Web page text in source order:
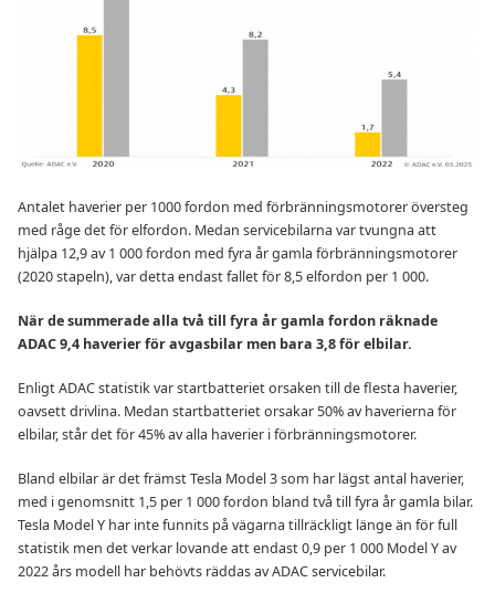
Antalet haverier per 1000 fordon med förbränningsmotorer översteg
med råge det för elfordon. Medan servicebilarna var tvungna att
hjälpa 12,9 av 1 000 fordon med fyra år gamla förbränningsmotorer
(2020 stapeln), var detta endast fallet för 8,5 elfordon per 1 000.
När de ​​summerade alla två till fyra år gamla fordon räknade
ADAC 9,4 haverier för avgasbilar men bara 3,8 för elbilar.
Enligt ADAC statistik var startbatteriet orsaken till de flesta haverier,
oavsett drivlina. Medan startbatteriet orsakar 50% av haverierna för
elbilar, står det för 45% av alla haverier i förbränningsmotorer.
Bland elbilar är det främst Tesla Model 3 som har lägst antal haverier,
med i genomsnitt 1,5 per 1 000 fordon bland två till fyra år gamla bilar.
Tesla Model Y har inte funnits på vägarna tillräckligt länge än för full
statistik men det verkar lovande att endast 0,9 per 1 000 Model Y av
2022 års modell har behövts räddas av ADAC servicebilar.